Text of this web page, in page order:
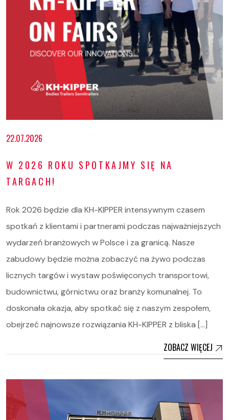
Oferta
O nas
Kontakt
STOCK
22.07.2026
W 2026 ROKU SPOTKAJMY SIĘ NA
TARGACH!
Rok 2026 będzie dla KH-KIPPER intensywnym czasem
spotkań z klientami i partnerami podczas najważniejszych
wydarzeń branżowych w Polsce i za granicą. Nasze
zabudowy będzie można zobaczyć na żywo podczas
licznych targów i wystaw poświęconych transportowi,
budownictwu, górnictwu oraz branży komunalnej. To
doskonała okazja, aby spotkać się z naszym zespołem,
obejrzeć najnowsze rozwiązania KH-KIPPER z bliska […]
ZOBACZ WIĘCEJ